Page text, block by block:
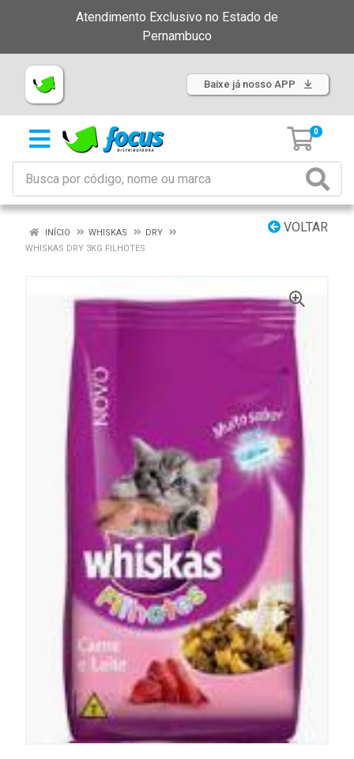
Atendimento Exclusivo no Estado de
Pernambuco
Baixe já nosso APP
0
VOLTAR
INÍCIO WHISKAS
DRY
WHISKAS DRY 3KG FILHOTES